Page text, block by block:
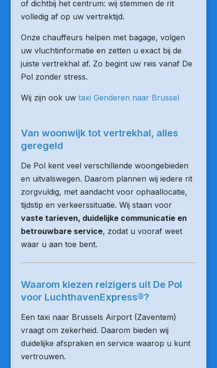
of dichtbij het centrum: wij stemmen de rit
volledig af op uw vertrektijd.
Onze chauffeurs helpen met bagage, volgen
uw vluchtinformatie en zetten u exact bij de
juiste vertrekhal af. Zo begint uw reis vanaf De
Pol zonder stress.
Wij zijn ook uw taxi Genderen naar Brussel
Van woonwijk tot vertrekhal, alles
geregeld
De Pol kent veel verschillende woongebieden
en uitvalswegen. Daarom plannen wij iedere rit
zorgvuldig, met aandacht voor ophaallocatie,
tijdstip en verkeerssituatie. Wij staan voor
vaste tarieven, duidelijke communicatie en
betrouwbare service, zodat u vooraf weet
waar u aan toe bent.
Waarom kiezen reizigers uit De Pol
voor LuchthavenExpress®?
Een taxi naar Brussels Airport (Zaventem)
vraagt om zekerheid. Daarom bieden wij
duidelijke afspraken en service waarop u kunt
vertrouwen.